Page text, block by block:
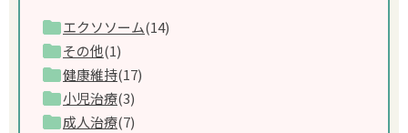
エクソソーム(14)
その他(1)
健康維持(17)
小児治療(3)
成人治療(7)